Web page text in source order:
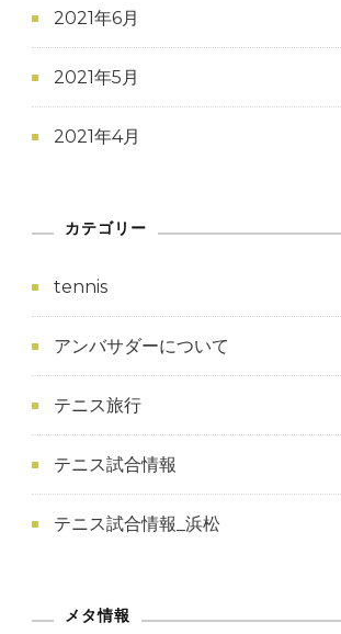
2021年6月
2021年5月
2021年4月
カテゴリー
tennis
アンバサダーについて
テニス旅行
テニス試合情報
テニス試合情報_浜松
メタ情報